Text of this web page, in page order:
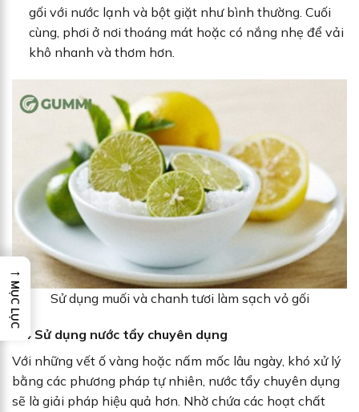
gối với nước lạnh và bột giặt như bình thường. Cuối
cùng, phơi ở nơi thoáng mát hoặc có nắng nhẹ để vải
khô nhanh và thơm hơn.
Sử dụng muối và chanh tươi làm sạch vỏ gối
2.4 Sử dụng nước tẩy chuyên dụng
Với những vết ố vàng hoặc nấm mốc lâu ngày, khó xử lý
bằng các phương pháp tự nhiên, nước tẩy chuyên dụng
sẽ là giải pháp hiệu quả hơn. Nhờ chứa các hoạt chất
→
MỤC LỤC